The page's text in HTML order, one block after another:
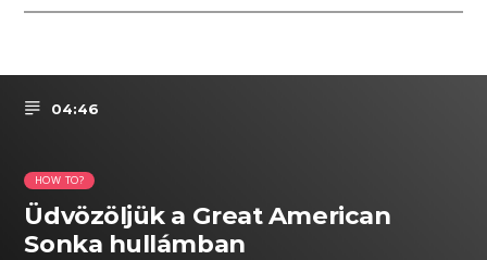
04:46
HOW TO?
Üdvözöljük a Great American
Sonka hullámban